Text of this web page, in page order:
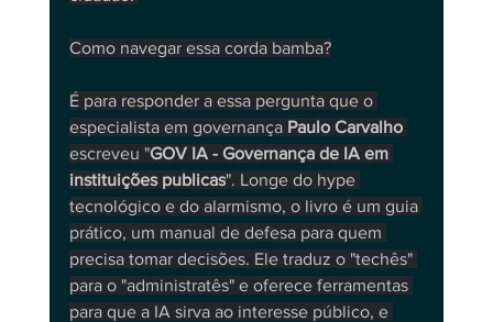
Como navegar essa corda bamba?
É para responder a essa pergunta que o
especialista em governança Paulo Carvalho
escreveu "GOV IA - Governança de IA em
instituições publicas". Longe do hype
tecnológico e do alarmismo, o livro é um guia
prático, um manual de defesa para quem
precisa tomar decisões. Ele traduz o "techês"
para o "administratês" e oferece ferramentas
para que a IA sirva ao interesse público, e